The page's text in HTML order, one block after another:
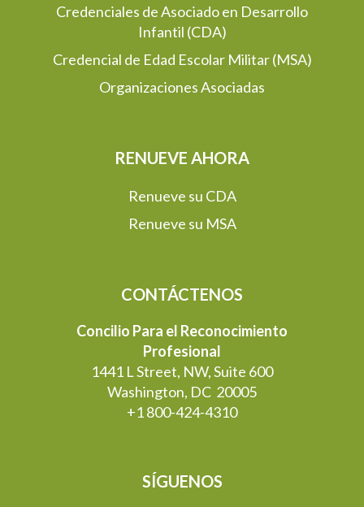
Credenciales de Asociado en Desarrollo
Infantil (CDA)
Credencial de Edad Escolar Militar (MSA)
Organizaciones Asociadas
RENUEVE AHORA
Renueve su CDA
Renueve su MSA
CONTÁCTENOS
Concilio Para el Reconocimiento
Profesional
1441 L Street, NW, Suite 600
Washington, DC 20005
+1 800-424-4310
SÍGUENOS